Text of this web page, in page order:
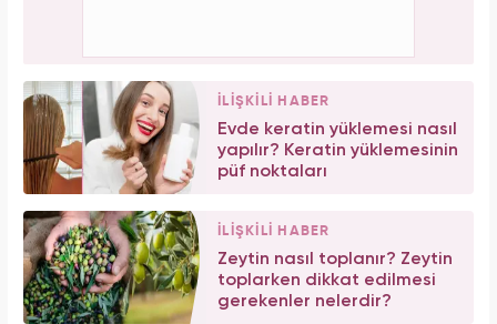
İLİŞKİLİ HABER
Evde keratin yüklemesi nasıl
yapılır? Keratin yüklemesinin
püf noktaları
İLİŞKİLİ HABER
Zeytin nasıl toplanır? Zeytin
toplarken dikkat edilmesi
gerekenler nelerdir?